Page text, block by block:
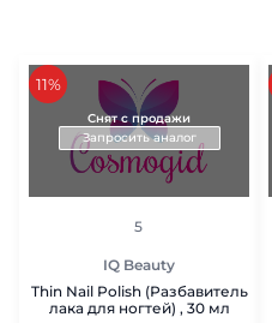
Снят с продажи
Запросить аналог
скидка
11%
рейтинг
5
IQ Beauty
Thin Nail Polish (Разбавитель
лака для ногтей) , 30 мл